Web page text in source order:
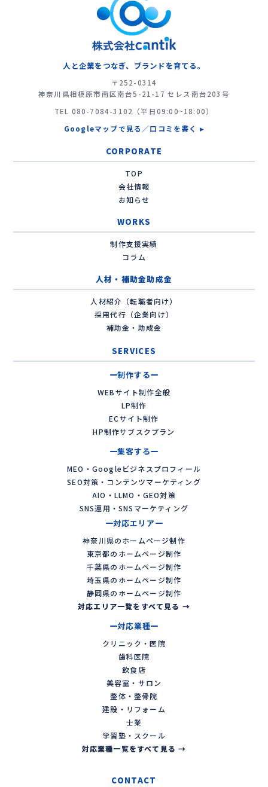
人と企業をつなぎ、ブランドを育てる。
〒252-0314
神奈川県相模原市南区南台5-21-17 セレス南台203号
TEL 080-7084-3102 （平日09:00~18:00）
Googleマップで見る／口コミを書く ▸
CORPORATE
TOP
会社情報
お知らせ
WORKS
制作支援実績
コラム
人材・補助金助成金
人材紹介（転職者向け）
採用代行（企業向け）
補助金・助成金
SERVICES
制作する
WEBサイト制作全般
LP制作
ECサイト制作
HP制作サブスクプラン
集客する
MEO・Googleビジネスプロフィール
SEO対策・コンテンツマーケティング
AIO・LLMO・GEO対策
SNS運用・SNSマーケティング
対応エリア
神奈川県のホームページ制作
東京都のホームページ制作
千葉県のホームページ制作
埼玉県のホームページ制作
静岡県のホームページ制作
対応エリア一覧をすべて見る →
対応業種
クリニック・医院
歯科医院
飲食店
美容室・サロン
整体・整骨院
建設・リフォーム
士業
学習塾・スクール
対応業種一覧をすべて見る →
CONTACT